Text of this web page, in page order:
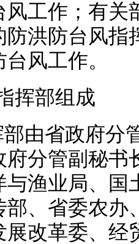
风工作；有关
防洪防台风指
风工作。
部组成
省政府分
府分管副秘
与渔业局、国
部、省委农办
展改革委、经